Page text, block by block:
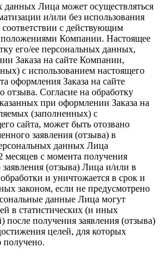
данных Лица может осуществляться
и/или без использования
соответствии с действующим
положениями Компании. Настоящее
его/ее персональных данных,
Заказа на сайте Компании,
с использованием настоящего
оформления Заказа на сайте
Согласие на обработку
при оформлении Заказа на
(заполненных) с
сайта, может быть отозвано
заявления (отзыва) в
данных Лица
месяцев с момента получения
(отзыва) Лица и/или в
и уничтожается в срок и
законом, если не предусмотрено
данные Лица могут
в статистических (и иных
после получения заявления (отзыва)
целей, для которых
получено.